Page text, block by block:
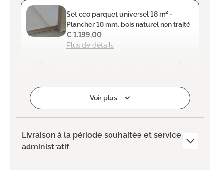
Set eco parquet universel 18 m² -
Plancher 18 mm, bois naturel non traité
Plus de détails
€ 1.199,00
Voir plus
Livraison à la période souhaitée et service
administratif